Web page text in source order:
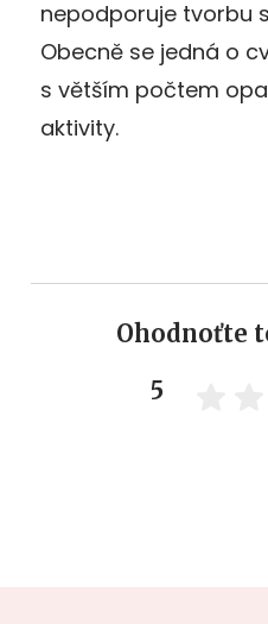
nepodporuje tvorbu
Obecně se jedná o
s větším počtem
aktivity.
Ohodnoťte
5